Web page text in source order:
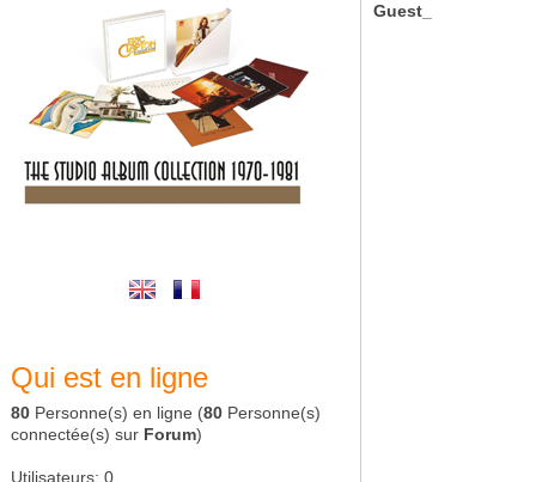
Qui est en ligne
80 Personne(s) en ligne (80 Personne(s)
connectée(s) sur Forum)
Utilisateurs: 0
Guest_